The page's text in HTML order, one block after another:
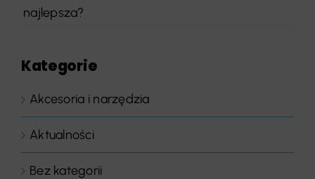
najlepsza?
Kategorie
Akcesoria i narzędzia
Aktualności
Bez kategorii